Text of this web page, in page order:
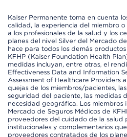
Kaiser Permanente toma en cuenta
calidad, la experiencia del miembro o
a los profesionales de la salud y los
planes del nivel Silver del Mercado
hace para todos los demás
KFHP (Kaiser Foundation Health
medidas incluyan, entre otras, el
Effectiveness Data and Information
Assessment of Healthcare Providers
quejas de los miembros/pacientes,
seguridad del paciente, las medidas
necesidad geográfica. Los miembros
Mercado de Seguros Médicos de
proveedores del cuidado de la salud
institucionales y complementarios
proveedores contratados de los